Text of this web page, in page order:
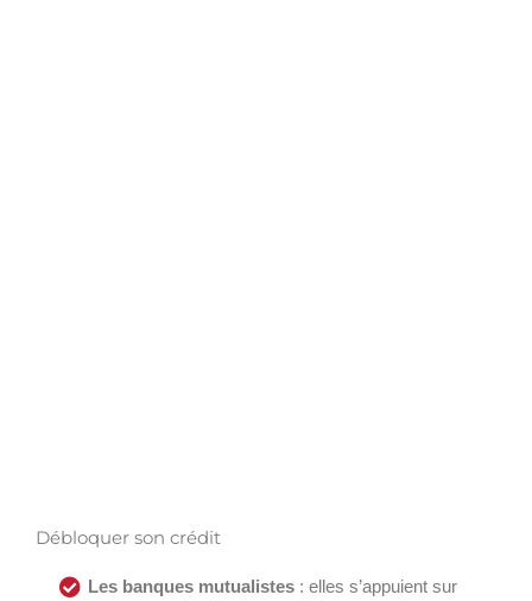
Débloquer son crédit
Les banques mutualistes : elles s’appuient sur